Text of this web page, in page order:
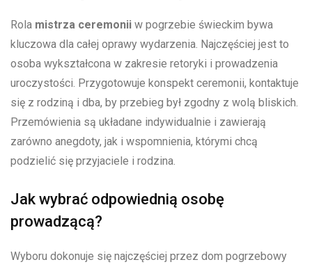
Rola mistrza ceremonii w pogrzebie świeckim bywa
kluczowa dla całej oprawy wydarzenia. Najczęściej jest to
osoba wykształcona w zakresie retoryki i prowadzenia
uroczystości. Przygotowuje konspekt ceremonii, kontaktuje
się z rodziną i dba, by przebieg był zgodny z wolą bliskich.
Przemówienia są układane indywidualnie i zawierają
zarówno anegdoty, jak i wspomnienia, którymi chcą
podzielić się przyjaciele i rodzina.
Jak wybrać odpowiednią osobę
prowadzącą?
Wyboru dokonuje się najczęściej przez dom pogrzebowy